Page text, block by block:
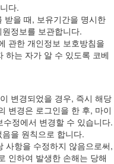
다.
받을 때, 보유기간을 명시한
정보를 보관합니다.
관한 개인정보 보호방침을
하는 자가 알 수 있도록 코베
변경되었을 경우, 즉시 해당
변경은 로그인을 한 후, 마이
정에서 변경할 수 있습니다.
을 원칙으로 합니다.
항을 수정하지 않음으로써,
인하여 발생한 손해는 당해